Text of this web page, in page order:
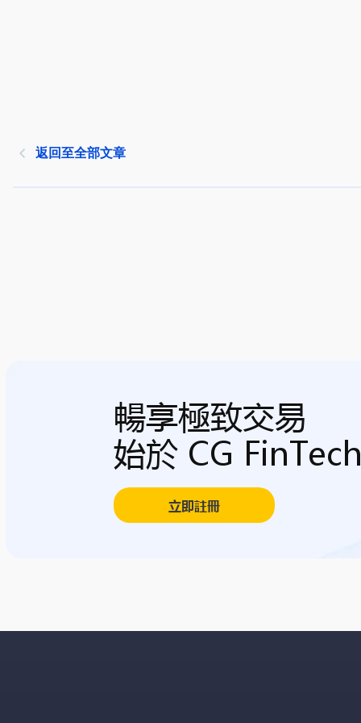
返回至全部文章
暢享極致交易
始於 CG
立即註冊